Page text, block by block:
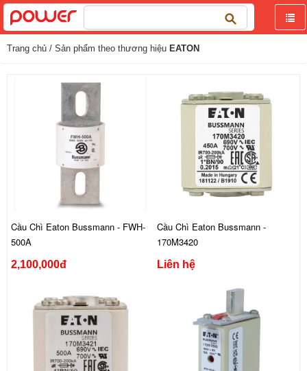
Tìm
kiếm
Trang chủ / Sản phẩm theo thương hiệu EATON
Cầu Chì Eaton Bussmann - FWH-
500A
2,100,000đ
Cầu Chì Eaton Bussmann -
170M3420
Liên hệ